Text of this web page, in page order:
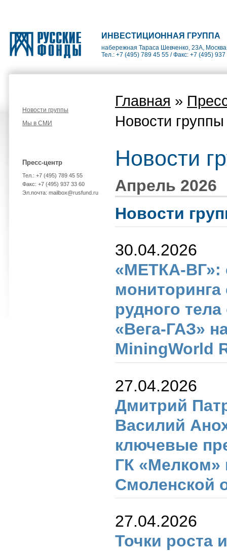
ИНВЕСТИЦИОННАЯ ГРУППА
набережная Тараса Шевченко, 23А,
Тел.: +7 (495) 789 45 55 / Факс: +7 (495)
Новости группы
Мы в СМИ
Пресс-центр
Тел.: +7 (495) 789 45 55
Факс: +7 (495) 937 33 60
Эл.почта: mailbox@rusfund.ru
Главная »
Новости группы
Новости
Апрель 2026
Новости
30.04.2026
«МЕТКА-ВГ»:
мониторинга
рудного
«Вега-ГАЗ»
MiningWorld
27.04.2026
Дмитрий
Василий
ключевые
ГК «Мелком»
Смоленской
27.04.2026
Точки роста